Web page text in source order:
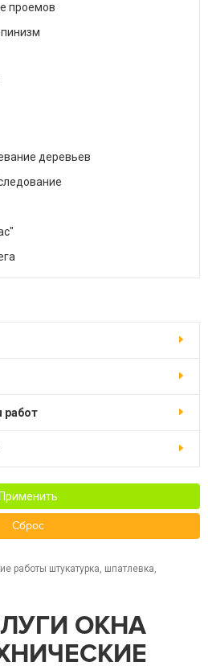
проемов
деревьев
работ
Применить
Сброс
работы штукатурка, шпатлевка,
ОКНА